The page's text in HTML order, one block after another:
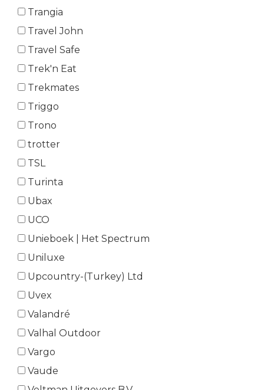
Trangia
Travel John
Travel Safe
Trek'n Eat
Trekmates
Triggo
Trono
trotter
TSL
Turinta
Ubax
UCO
Unieboek | Het Spectrum
Uniluxe
Upcountry-(Turkey) Ltd
Uvex
Valandré
Valhal Outdoor
Vargo
Vaude